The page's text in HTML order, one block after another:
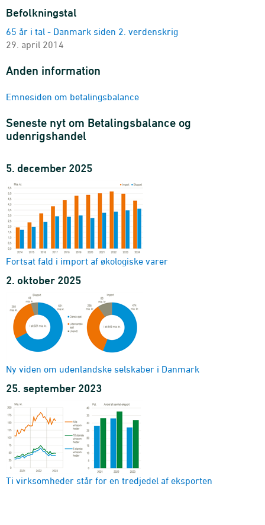
Overgangstabel for varer mellem udenrigshandel og
betalingsbalance
poster, indtægt/udgift og land
2005M01-2026M05 - Mio. kr.
version, poster, indtægt/udgift, land, enhed og
2005M01-2026M05
Versionstabel af BBQ - Betalingsbalancen kvartalsvis
version, poster, indtægt/udgift og land
2005K1-2026K1 - Mio. kr.
udenrigshandel og betalingsbalance
version, poster, indtægt/udgift og land
2005M01-2026M05 - Mio. kr.
Betalingsbalancen årlig
poster, indtægt/udgift og land
2005-2025 - Mio. kr.
Befolkningstal
65 år i tal - Danmark siden 2. verdenskrig
29. april 2014
Anden information
Emnesiden om betalingsbalance
Seneste nyt om Betalingsbalance og
udenrigshandel
5. december 2025
Fortsat fald i import af økologiske varer
2. oktober 2025
Ny viden om udenlandske selskaber i Danmark
25. september 2023
Ti virksomheder står for en tredjedel af eksporten